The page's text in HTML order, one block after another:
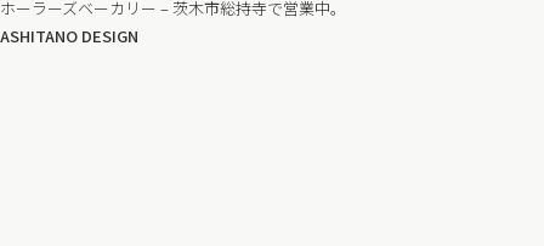
ホーラーズベーカリー – 茨木市総持寺で営業中。
ASHITANO DESIGN